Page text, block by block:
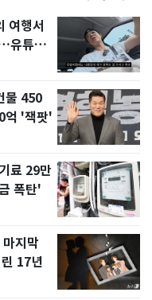
여행서
유튜브
물 450
억 '잭팟'
료 29만
폭탄'
지막
17년